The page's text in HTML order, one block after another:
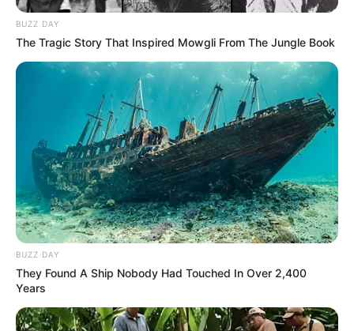
BUZZ DAY
The Tragic Story That Inspired Mowgli From The Jungle Book
BUZZ DAY
They Found A Ship Nobody Had Touched In Over 2,400
Years